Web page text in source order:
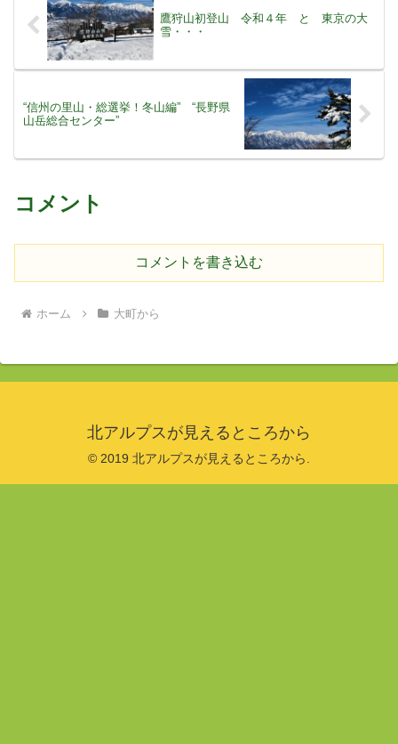
鷹狩山初登山 令和４年 と 東京の大
雪・・・
“信州の里山・総選挙！冬山編” “長野県
山岳総合センター”
コメント
コメントを書き込む
ホーム 大町から
北アルプスが見えるところから
© 2019 北アルプスが見えるところから.